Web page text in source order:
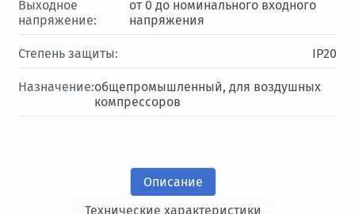
Выходное
напряжение:
от 0 до номинального входного
напряжения
Степень защиты: IP20
Назначение:общепромышленный, для воздушных
компрессоров
Описание
Технические характеристики